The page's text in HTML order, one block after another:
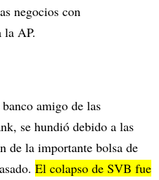
negocios con
la AP.
amigo de las
se hundió debido a las
de la importante bolsa de
El colapso de SVB fue